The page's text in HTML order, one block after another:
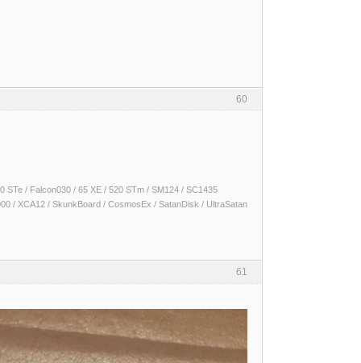
60
STe / Falcon030 / 65 XE / 520 STm / SM124 / SC1435
/ XCA12 / SkunkBoard / CosmosEx / SatanDisk / UltraSatan
61